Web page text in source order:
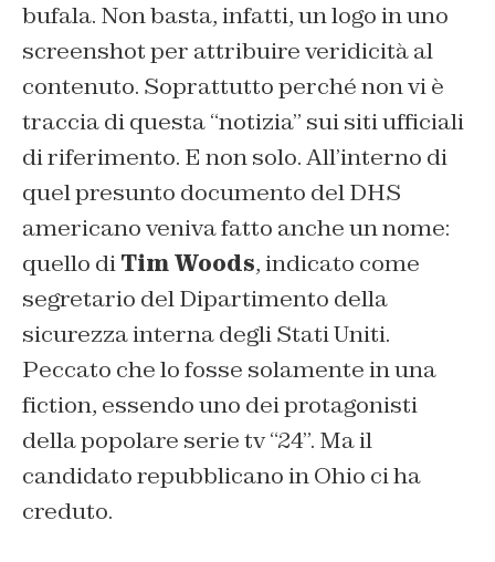
bufala. Non basta, infatti, un logo in uno
screenshot per attribuire veridicità al
contenuto. Soprattutto perché non vi è
traccia di questa “notizia” sui siti ufficiali
di riferimento. E non solo. All’interno di
quel presunto documento del DHS
americano veniva fatto anche un nome:
quello diTim Woods, indicato come
segretario del Dipartimento della
sicurezza interna degli Stati Uniti.
Peccato che lo fosse solamente in una
fiction, essendo uno dei protagonisti
della popolare serie tv “24”. Ma il
candidato repubblicano in Ohio ci ha
creduto.